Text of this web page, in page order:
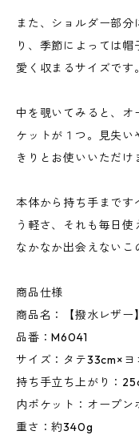
また、ショルダー部
り、季節によっては
愛く収まるサイズです。
中を覗いてみると、
ケットが１つ。見失い
きりとお使いいただけ
本体から持ち手まで
う軽さ、それも毎日使
なかなか出会えないこ
商品仕様
商品名：【撥水レザ
品番：M6041
サイズ：タテ33cm×
持ち手立ち上がり：
内ポケット：オープ
重さ：約340g